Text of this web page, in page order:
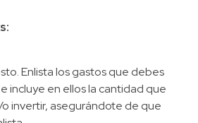
Enlista los gastos que debes
incluye en ellos la cantidad que
o invertir, asegurándote de que